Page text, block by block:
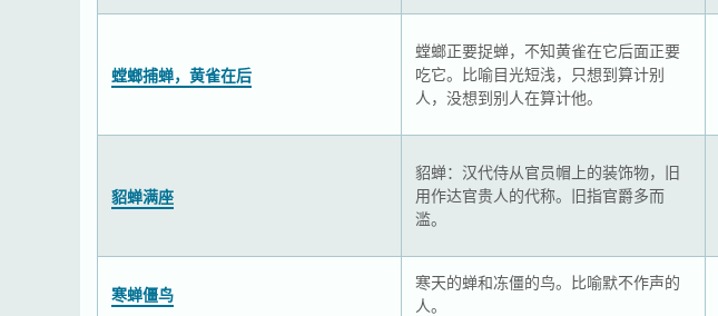
螳螂捕蝉，黄雀在后
螳螂正要捉蝉，不知黄雀在它后面正要
吃它。比喻目光短浅，只想到算计别
人，没想到别人在算计他。
貂蝉满座
貂蝉：汉代侍从官员帽上的装饰物，旧
用作达官贵人的代称。旧指官爵多而
滥。
寒蝉僵鸟
寒天的蝉和冻僵的鸟。比喻默不作声的
人。